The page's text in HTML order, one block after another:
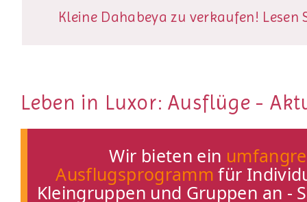
Kleine Dahabeya zu verkaufen! Lesen
Leben in Luxor: Ausflüge -
Wir bieten ein
Ausflugsprogramm für
Kleingruppen und Gruppen an -